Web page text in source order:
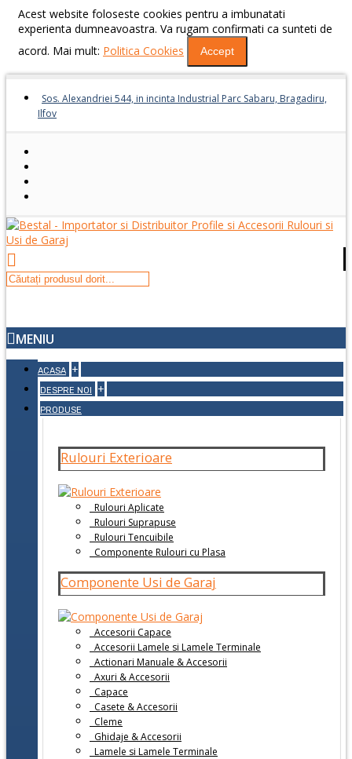
Acest website foloseste cookies pentru a imbunatati
experienta dumneavoastra. Va rugam confirmati ca sunteti de
acord. Mai mult: Politica Cookies Accept
Sos. Alexandriei 544, in incinta Industrial Parc Sabaru, Bragadiru,
Ilfov
MENIU
ACASA +
DESPRE NOI +
PRODUSE
Rulouri Exterioare
Rulouri Aplicate
Rulouri Suprapuse
Rulouri Tencuibile
Componente Rulouri cu Plasa
Componente Usi de Garaj
Accesorii Capace
Accesorii Lamele si Lamele Terminale
Actionari Manuale & Accesorii
Axuri & Accesorii
Capace
Casete & Accesorii
Cleme
Ghidaje & Accesorii
Lamele si Lamele Terminale